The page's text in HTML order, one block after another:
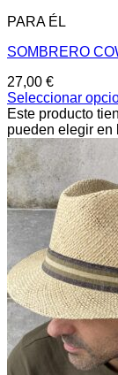
PARA ÉL
SOMBRERO
27,00 €
Seleccionar
Este producto
pueden elegir en